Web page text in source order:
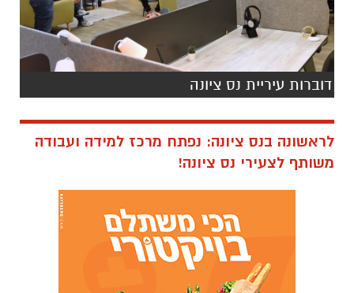
דוברות עיריית נס ציונה
לראשונה בנס ציונה: נפתח מרכז למידה ועבודה
משותף לצעירי נס ציונה!